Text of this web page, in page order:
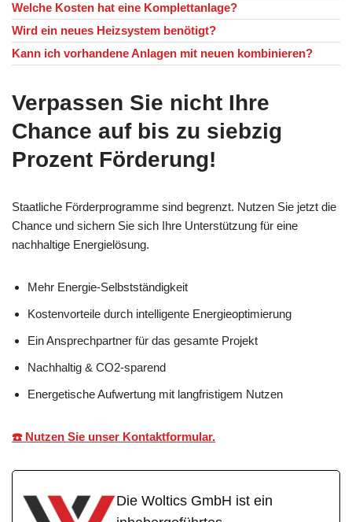
Welche Kosten hat eine Komplettanlage?
Wird ein neues Heizsystem benötigt?
Kann ich vorhandene Anlagen mit neuen kombinieren?
Verpassen Sie nicht Ihre
Chance auf bis zu siebzig
Prozent Förderung!
Staatliche Förderprogramme sind begrenzt. Nutzen Sie jetzt die
Chance und sichern Sie sich Ihre Unterstützung für eine
nachhaltige Energielösung.
Mehr Energie-Selbstständigkeit
Kostenvorteile durch intelligente Energieoptimierung
Ein Ansprechpartner für das gesamte Projekt
Nachhaltig & CO2-sparend
Energetische Aufwertung mit langfristigem Nutzen
☎️ Nutzen Sie unser Kontaktformular.
Die Woltics GmbH ist ein